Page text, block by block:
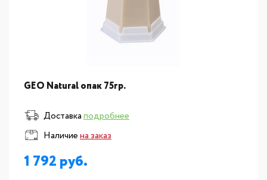
GEO Natural опак 75гр.
Доставкаподробнее
Наличиена заказ
1 792